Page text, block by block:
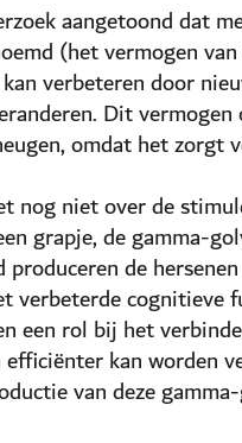
aangetoond dat
(het vermogen
verbeteren door
Dit
omdat het zorgt
nog niet over de
grapje, de gamma-
de
verbeterde cognitieve
een rol bij het
kan worden
van deze